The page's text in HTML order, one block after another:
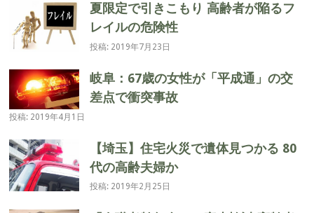
ョ
ン
夏限定で引きこもり 高齢者が陥るフ
レイルの危険性
投稿: 2019年7月23日
岐阜：67歳の女性が「平成通」の交
差点で衝突事故
投稿: 2019年4月1日
【埼玉】住宅火災で遺体見つかる 80
代の高齢夫婦か
投稿: 2019年2月25日